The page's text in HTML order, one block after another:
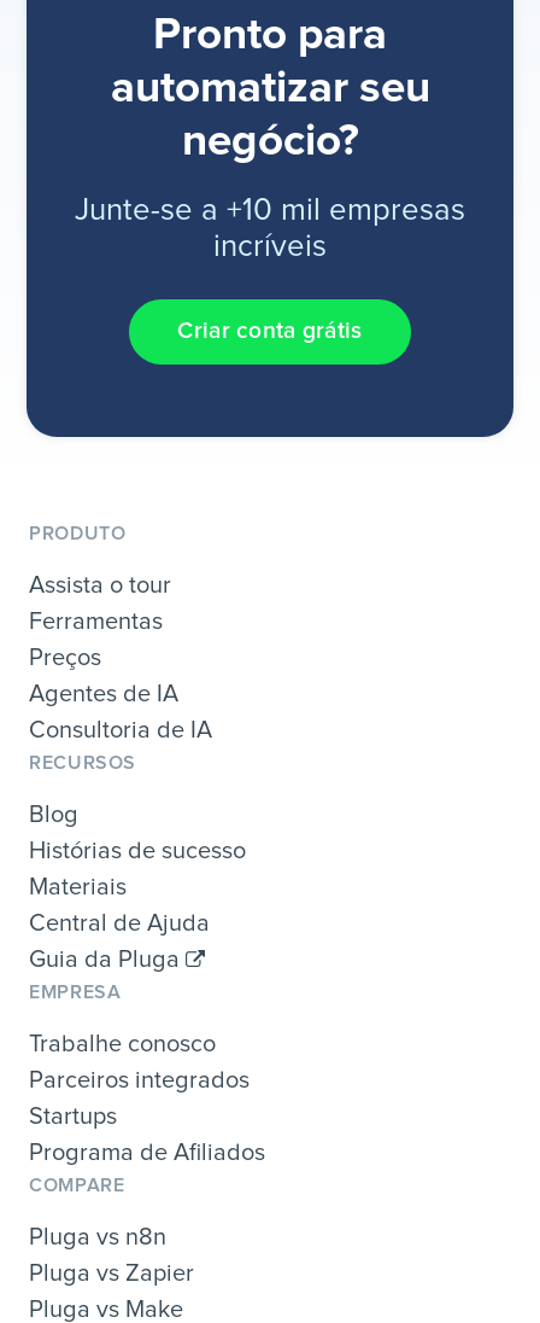
Pronto para
automatizar seu
negócio?
Junte-se a +10 mil empresas
incríveis
Criar conta grátis
PRODUTO
Assista o tour
Ferramentas
Preços
Agentes de IA
Consultoria de IA
RECURSOS
Blog
Histórias de sucesso
Materiais
Central de Ajuda
Guia da Pluga
EMPRESA
Trabalhe conosco
Parceiros integrados
Startups
Programa de Afiliados
COMPARE
Pluga vs n8n
Pluga vs Zapier
Pluga vs Make